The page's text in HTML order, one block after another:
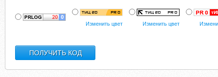
Изменить цвет Изменить цвет